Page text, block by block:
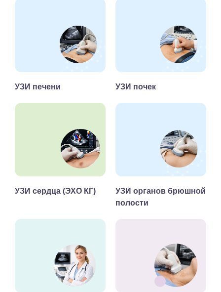
УЗИ печени УЗИ почек
УЗИ сердца (ЭХО КГ)
УЗИ органов брюшной
полости